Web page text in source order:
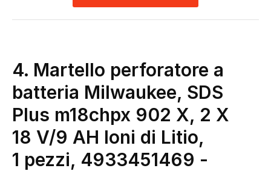
4. Martello perforatore a
batteria Milwaukee, SDS
Plus m18chpx 902 X, 2 X
18 V/9 AH Ioni di Litio,
1 pezzi, 4933451469 -